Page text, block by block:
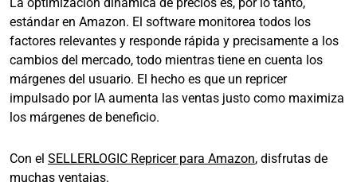
La optimización dinámica de precios es, por lo tanto,
estándar en Amazon. El software monitorea todos los
factores relevantes y responde rápida y precisamente a los
cambios del mercado, todo mientras tiene en cuenta los
márgenes del usuario. El hecho es que un repricer
impulsado por IA aumenta las ventas justo como maximiza
los márgenes de beneficio.
Con el SELLERLOGIC Repricer para Amazon, disfrutas de
muchas ventajas.